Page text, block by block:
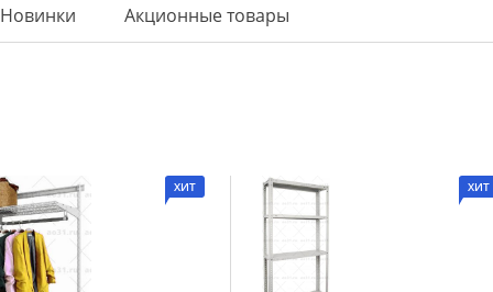
Новинки Акционные товары
ХИТ ХИТ